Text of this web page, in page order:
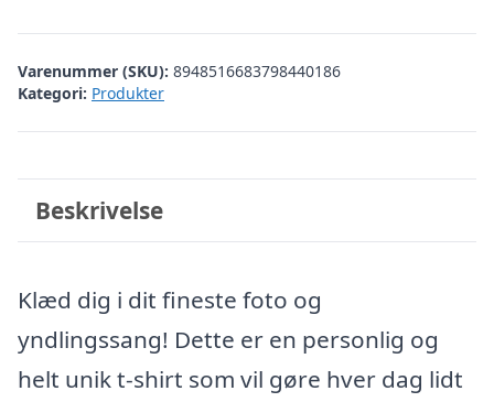
Varenummer (SKU): 8948516683798440186
Kategori: Produkter
Beskrivelse
Klæd dig i dit fineste foto og
yndlingssang! Dette er en personlig og
helt unik t-shirt som vil gøre hver dag lidt